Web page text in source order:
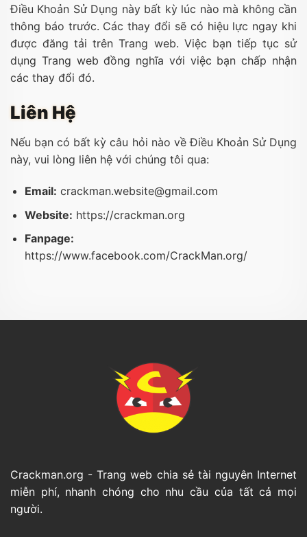
Điều Khoản Sử Dụng này bất kỳ lúc nào mà không cần
thông báo trước. Các thay đổi sẽ có hiệu lực ngay khi
được đăng tải trên Trang web. Việc bạn tiếp tục sử
dụng Trang web đồng nghĩa với việc bạn chấp nhận
các thay đổi đó.
Liên Hệ
Nếu bạn có bất kỳ câu hỏi nào về Điều Khoản Sử Dụng
này, vui lòng liên hệ với chúng tôi qua:
Email: crackman.website@gmail.com
Website: https://crackman.org
Fanpage:
https://www.facebook.com/CrackMan.org/
Crackman.org - Trang web chia sẻ tài nguyên Internet
miễn phí, nhanh chóng cho nhu cầu của tất cả mọi
người.